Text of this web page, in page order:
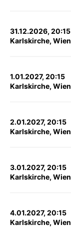
31.12.2026, 20:15
Karlskirche, Wien
1.01.2027, 20:15
Karlskirche, Wien
2.01.2027, 20:15
Karlskirche, Wien
3.01.2027, 20:15
Karlskirche, Wien
4.01.2027, 20:15
Karlskirche, Wien